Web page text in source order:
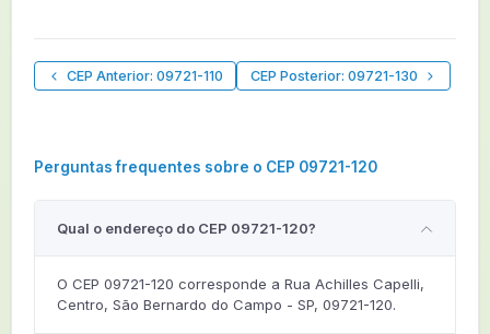
CEP Anterior: 09721-110 CEP Posterior: 09721-130
Perguntas frequentes sobre o CEP 09721-120
Qual o endereço do CEP 09721-120?
O CEP 09721-120 corresponde a Rua Achilles Capelli,
Centro, São Bernardo do Campo - SP, 09721-120.